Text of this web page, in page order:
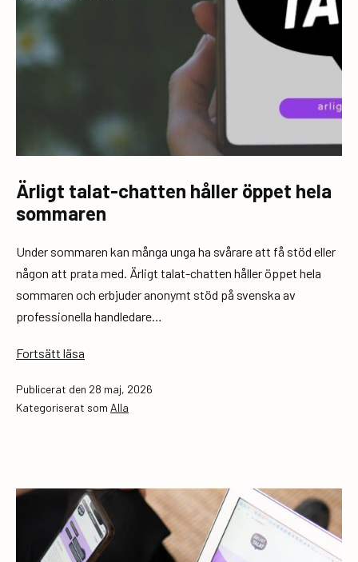
Ärligt talat-chatten håller öppet hela
sommaren
Under sommaren kan många unga ha svårare att få stöd eller
någon att prata med. Ärligt talat-chatten håller öppet hela
sommaren och erbjuder anonymt stöd på svenska av
professionella handledare…
Fortsätt läsa
chatten
håller
Publicerat den 28 maj, 2026
Kategoriserat som Alla